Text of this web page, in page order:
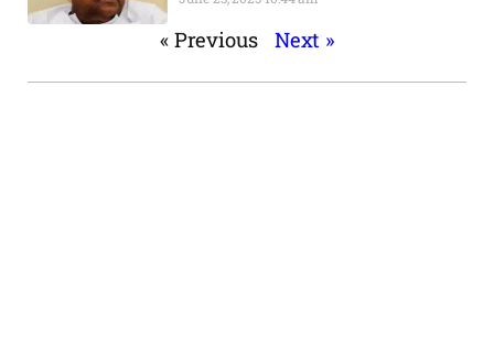
« Previous Next »